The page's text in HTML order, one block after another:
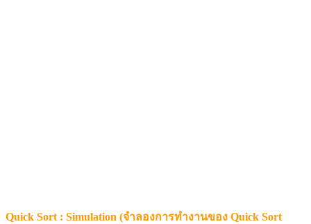
Quick Sort : Simulation (จำลองการทำงานของ Quick Sort